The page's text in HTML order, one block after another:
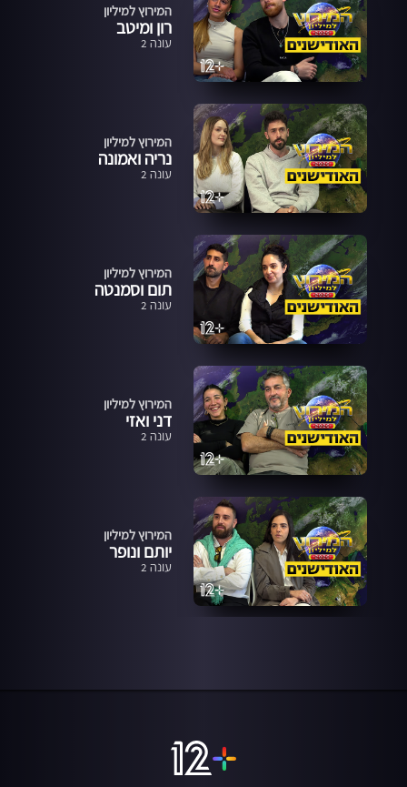
המירוץ למיליון
רון ומיטב
עונה 2
המירוץ למיליון
נריה ואמונה
עונה 2
המירוץ למיליון
תום וסמנטה
עונה 2
המירוץ למיליון
דני ואזי
עונה 2
המירוץ למיליון
יותם ונופר
עונה 2